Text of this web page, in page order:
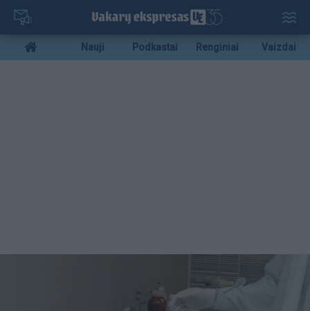
Pereiti
pagrindinį
turinį
Mobile
menu
Nauji Podkastai Renginiai Vaizdai